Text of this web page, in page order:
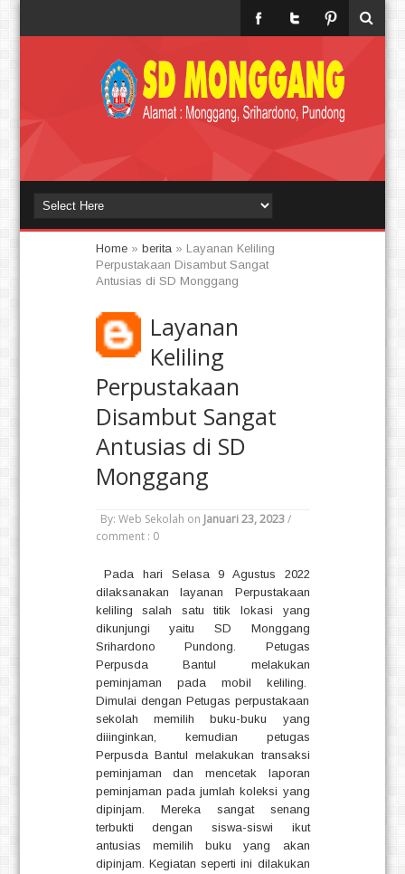
Home» berita» Layanan Keliling
Perpustakaan Disambut Sangat
Antusias di SD Monggang
Layanan
Keliling
Perpustakaan
Disambut Sangat
Antusias di SD
Monggang
By: Web Sekolah on Januari 23, 2023 /
comment : 0
Pada hari Selasa 9 Agustus 2022
dilaksanakan layanan Perpustakaan
keliling salah satu titik lokasi yang
dikunjungi yaitu SD Monggang
Srihardono Pundong. Petugas
Perpusda Bantul melakukan
peminjaman pada mobil keliling.
Dimulai dengan Petugas perpustakaan
sekolah memilih buku-buku yang
diiinginkan, kemudian petugas
Perpusda Bantul melakukan transaksi
peminjaman dan mencetak laporan
peminjaman pada jumlah koleksi yang
dipinjam. Mereka sangat senang
terbukti dengan siswa-siswi ikut
antusias memilih buku yang akan
dipinjam. Kegiatan seperti ini dilakukan